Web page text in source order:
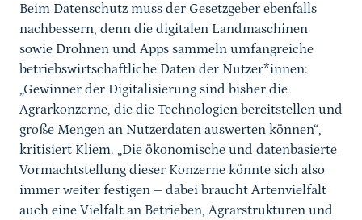
Beim Datenschutz muss der Gesetzgeber ebenfalls
nachbessern, denn die digitalen Landmaschinen
sowie Drohnen und Apps sammeln umfangreiche
betriebswirtschaftliche Daten der Nutzer*innen:
„Gewinner der Digitalisierung sind bisher die
Agrarkonzerne, die die Technologien bereitstellen und
große Mengen an Nutzerdaten auswerten können“,
kritisiert Kliem. „Die ökonomische und datenbasierte
Vormachtstellung dieser Konzerne könnte sich also
immer weiter festigen – dabei braucht Artenvielfalt
auch eine Vielfalt an Betrieben, Agrarstrukturen und